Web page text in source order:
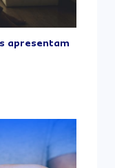
apresentam